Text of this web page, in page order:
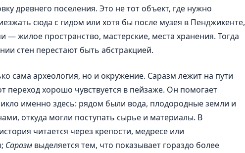
древнего поселения. Это не тот объект, где нужно
сюда с гидом или хотя бы после музея в Пенджикенте,
— жилое пространство, мастерские, места хранения. Тогда
стен перестают быть абстракцией.
сама археология, но и окружение. Саразм лежит на пути
переход хорошо чувствуется в пейзаже. Он помогает
именно здесь: рядом были вода, плодородные земли и
откуда могли поступать сырье и материалы. В
читается через крепости, медресе или
Саразм выделяется тем, что показывает гораздо более